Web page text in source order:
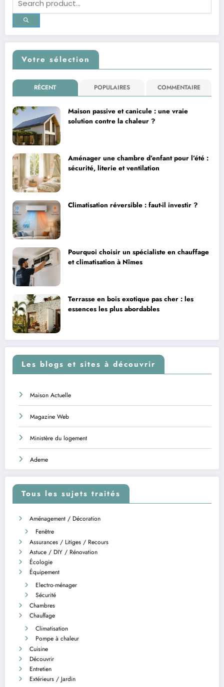
Votre sélection
RÉCENT POPULAIRES COMMENTAIRE
Maison passive et canicule : une vraie
solution contre la chaleur ?
Aménager une chambre d’enfant pour l’été :
sécurité, literie et ventilation
Climatisation réversible : faut-il investir ?
Pourquoi choisir un spécialiste en chauffage
et climatisation à Nîmes
Terrasse en bois exotique pas cher : les
essences les plus abordables
Les blogs et sites à découvrir
Maison Actuelle
Magazine Web
Ministère du logement
Ademe
Tous les sujets traités
Aménagement / Décoration
Fenêtre
Assurances / Litiges / Recours
Astuce / DIY / Rénovation
Écologie
Équipement
Electro-ménager
Sécurité
Chambres
Chauffage
Climatisation
Pompe à chaleur
Cuisine
Découvrir
Entretien
Extérieurs / Jardin